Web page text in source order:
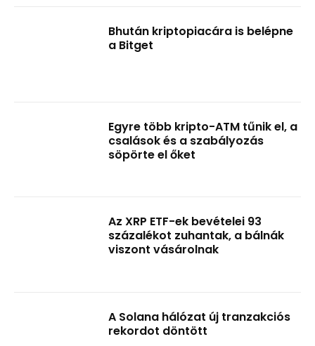
Bhután kriptopiacára is belépne
a Bitget
Egyre több kripto-ATM tűnik el, a
csalások és a szabályozás
söpörte el őket
Az XRP ETF-ek bevételei 93
százalékot zuhantak, a bálnák
viszont vásárolnak
A Solana hálózat új tranzakciós
rekordot döntött